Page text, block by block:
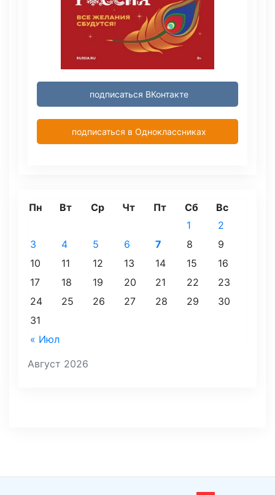
подписаться ВКонтакте
подписаться в Одноклассниках
Август 2026
Пн Вт Ср Чт Пт Сб Вс
« Июл
1
2
3
4 5 6 7 8
9
10
11 12 13 14 15
16
17
18 19 20 21 22
23
24
25 26 27 28 29
30
31